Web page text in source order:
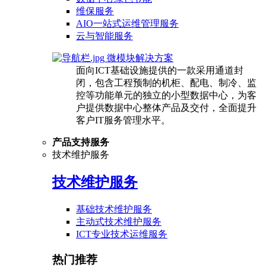
维保服务
AIO一站式运维管理服务
云与智能服务
微模块解决方案
面向ICT基础设施提供的一款采用通道封
闭，包含工程预制的机柜、配电、制冷、监
控等功能单元的独立的小型数据中心，为客
户提供数据中心整体产品及交付，全面提升
客户IT服务管理水平。
产品支持服务
技术维护服务
技术维护服务
基础技术维护服务
主动式技术维护服务
ICT专业技术运维服务
热门推荐